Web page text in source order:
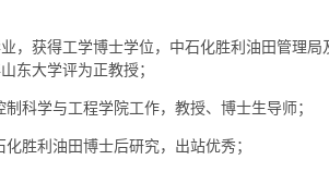
，获得工学博士学位，中石化胜利油田管理局
东大学评为正教授；
科学与工程学院工作，教授、博士生导师；
化胜利油田博士后研究，出站优秀；